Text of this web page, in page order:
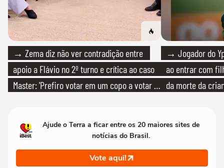
→ Zema diz não ver contradição entre
apoio a Flávio no 2º turno e crítica ao caso
Master: 'Prefiro votar em um copo a votar no
→ Jogador do
ao entrar com
da morte da
Ajude o Terra a ficar entre os 20 maiores sites de
notícias do Brasil.
Vote aqui!